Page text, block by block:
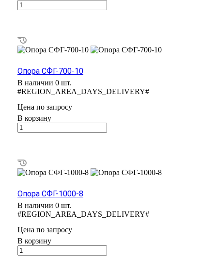
Опора СФГ-700-10
В наличии 0 шт.
#REGION_AREA_DAYS_DELIVERY#
Цена по запросу
В корзину
Опора СФГ-1000-8
В наличии 0 шт.
#REGION_AREA_DAYS_DELIVERY#
Цена по запросу
В корзину